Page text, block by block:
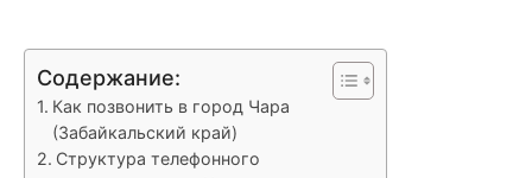
Содержание:
Как позвонить в город Чара
(Забайкальский край)
Структура телефонного